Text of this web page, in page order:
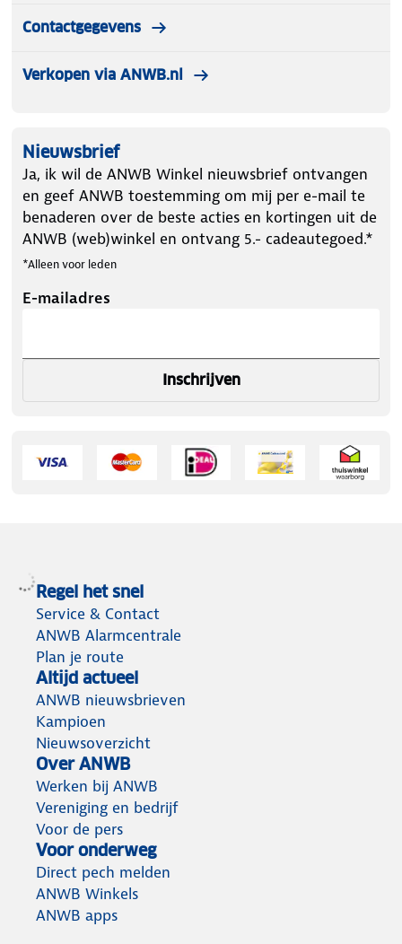
Contactgegevens
Verkopen via ANWB.nl
Nieuwsbrief
Ja, ik wil de ANWB Winkel nieuwsbrief ontvangen
en geef ANWB toestemming om mij per e-mail te
benaderen over de beste acties en kortingen uit de
ANWB (web)winkel en ontvang 5.- cadeautegoed.*
*Alleen voor leden
E-mailadres
Inschrijven
Regel het snel
Service & Contact
ANWB Alarmcentrale
Plan je route
Altijd actueel
ANWB nieuwsbrieven
Kampioen
Nieuwsoverzicht
Over ANWB
Werken bij ANWB
Vereniging en bedrijf
Voor de pers
Voor onderweg
Direct pech melden
ANWB Winkels
ANWB apps